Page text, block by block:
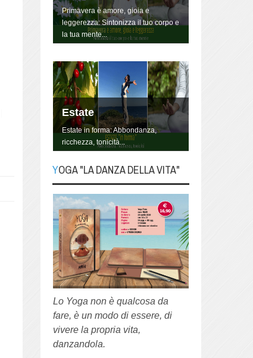
Primavera è amore, gioia e
leggerezza: Sintonizza il tuo corpo e
la tua mente...
Estate
Estate in forma: Abbondanza,
ricchezza, tonicità...
YOGA "La danza della
Vita"
Lo Yoga non è qualcosa da fare, è
un modo di essere, di vivere la
propria vita, danzandola.
YOGA "LA DANZA DELLA VITA"
Lo Yoga non è qualcosa da
fare, è un modo di essere, di
vivere la propria vita,
danzandola.